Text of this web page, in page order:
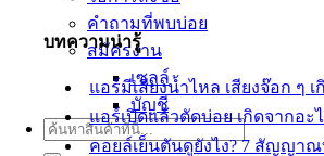
คำถามที่พบบ่อย
สมัครงาน
เซลล์
บัญชี
ค้นหา:
บทความน่ารู้
แอร์มีเสียงน้ำไหล เสียงจ๊อก ๆ
แอร์เปิดแล้วตัดบ่อย เกิดจากอะ
คอยล์เย็นตันดูยังไง? 7 สัญญาณ